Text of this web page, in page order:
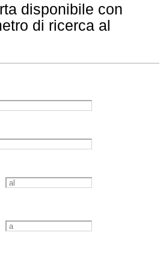
disponibile con
di ricerca al